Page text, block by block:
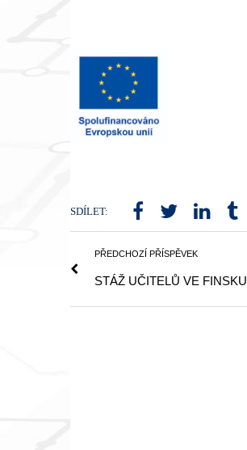
SDÍLET:
PŘEDCHOZÍ PŘÍSPĚVEK
STÁŽ UČITELŮ VE FINSKU